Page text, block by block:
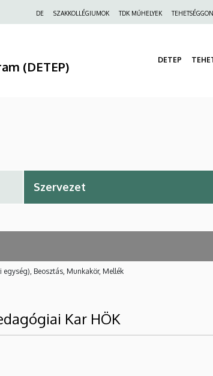
Felső
DE SZAKKOLLÉGIUMOK TDK MŰHELYEK
(DETEP) DETEP
egység), Beosztás, Munkakör, Mellék
Kar HÖK